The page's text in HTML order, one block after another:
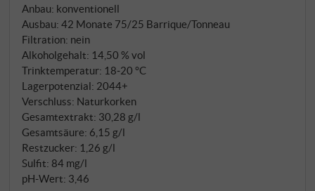
Anbau: konventionell
Ausbau: 42 Monate 75/25 Barrique/Tonneau
Filtration: nein
Alkoholgehalt: 14,50 % vol
Trinktemperatur: 18‑20 °C
Lagerpotenzial: 2044+
Verschluss: Naturkorken
Gesamtextrakt: 30,28 g/l
Gesamtsäure: 6,15 g/l
Restzucker: 1,26 g/l
Sulfit: 84 mg/l
pH-Wert: 3,46